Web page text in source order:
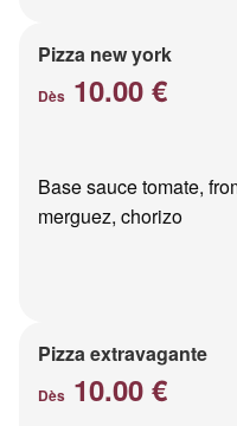
Pizza new york
Dès 10.00 €
Base sauce tomate,
merguez, chorizo
Pizza extravagante
Dès 10.00 €